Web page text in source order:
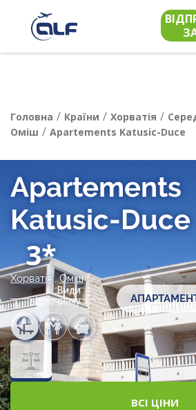
Головна / Країни / Хорватія /
Оміш / Apartements Katusic-Duce
Apartements
Katusic-Duce
3*
Хорватія ,Оміш
Види
відпочинку
ВСІ ЦІНИ